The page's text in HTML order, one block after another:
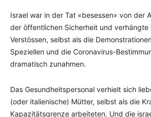
Israel war in der Tat «besessen» von der
der öffentlichen Sicherheit und verhängte
Verstössen, selbst als die
Speziellen und die Coronavirus-
dramatisch zunahmen.
Das Gesundheitspersonal verhielt sich
(oder italienische) Mütter, selbst als die
Kapazitätsgrenze arbeiteten. Und die